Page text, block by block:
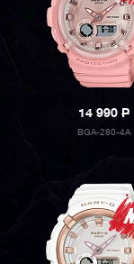
14 990P
BGA-280-4A